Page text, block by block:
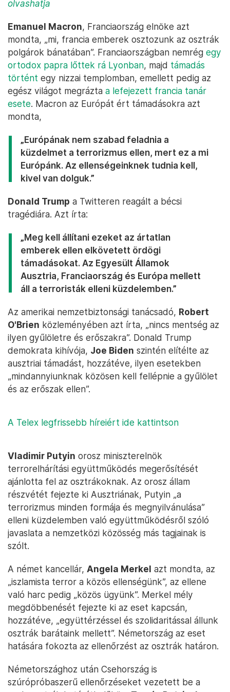
olvashatja
Emanuel Macron, Franciaország elnöke azt
mondta, „mi, francia emberek osztozunk az osztrák
polgárok bánatában”. Franciaországban nemrég egy
ortodox papra lőttek rá Lyonban, majd támadás
történt egy nizzai templomban, emellett pedig az
egész világot megrázta a lefejezett francia tanár
esete. Macron az Európát ért támadásokra azt
mondta,
„Európának nem szabad feladnia a
küzdelmet a terrorizmus ellen, mert ez a mi
Európánk. Az ellenségeinknek tudnia kell,
kivel van dolguk.”
Donald Trump a Twitteren reagált a bécsi
tragédiára. Azt írta:
„Meg kell állítani ezeket az ártatlan
emberek ellen elkövetett ördögi
támadásokat. Az Egyesült Államok
Ausztria, Franciaország és Európa mellett
áll a terroristák elleni küzdelemben.”
Az amerikai nemzetbiztonsági tanácsadó, Robert
O'Brien közleményében azt írta, „nincs mentség az
ilyen gyűlöletre és erőszakra”. Donald Trump
demokrata kihívója, Joe Biden szintén elítélte az
ausztriai támadást, hozzátéve, ilyen esetekben
„mindannyiunknak közösen kell fellépnie a gyűlölet
és az erőszak ellen”.
A Telex legfrissebb híreiért ide kattintson
Vladimir Putyin orosz miniszterelnök
terrorelhárítási együttműködés megerősítését
ajánlotta fel az osztrákoknak. Az orosz állam
részvétét fejezte ki Ausztriának, Putyin „a
terrorizmus minden formája és megnyilvánulása”
elleni küzdelemben való együttműködésről szóló
javaslata a nemzetközi közösség más tagjainak is
szólt.
A német kancellár, Angela Merkel azt mondta, az
„iszlamista terror a közös ellenségünk”, az ellene
való harc pedig „közös ügyünk”. Merkel mély
megdöbbenését fejezte ki az eset kapcsán,
hozzátéve, „együttérzéssel és szolidaritással állunk
osztrák barátaink mellett”. Németország az eset
hatására fokozta az ellenőrzést az osztrák határon.
Németországhoz után Csehország is
szúrópróbaszerű ellenőrzéseket vezetett be a